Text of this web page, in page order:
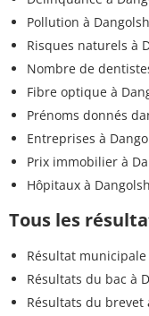
Pollution à
Risques naturels à
Nombre de
Fibre optique à
Prénoms donnés
Entreprises à
Prix immobilier à
Hôpitaux à
Tous les
Résultat
Résultats du bac à
Résultats du brevet